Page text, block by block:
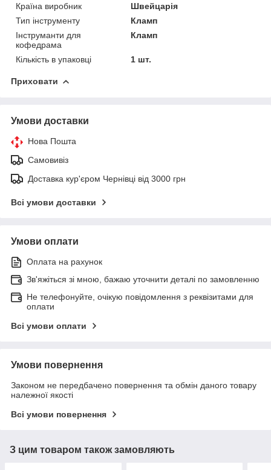
Країна виробник
Швейцарія
Тип інструменту
Кламп
Інструманти для
кофедрама
Кламп
Кількість в упаковці 1 шт.
Приховати
Умови доставки
Нова Пошта
Самовивіз
Доставка кур'єром Чернівці від 3000 грн
Всі умови доставки
Умови оплати
Оплата на рахунок
Зв'яжіться зі мною, бажаю уточнити деталі по замовленню
Не телефонуйте, очікую повідомлення з реквізитами для
оплати
Всі умови оплати
Умови повернення
Законом не передбачено повернення та обмін даного товару
належної якості
Всі умови повернення
З цим товаром також замовляють